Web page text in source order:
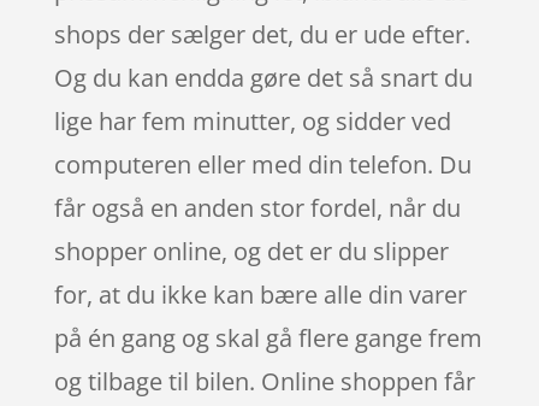
shops der sælger det, du er ude efter.
Og du kan endda gøre det så snart du
lige har fem minutter, og sidder ved
computeren eller med din telefon. Du
får også en anden stor fordel, når du
shopper online, og det er du slipper
for, at du ikke kan bære alle din varer
på én gang og skal gå flere gange frem
og tilbage til bilen. Online shoppen får